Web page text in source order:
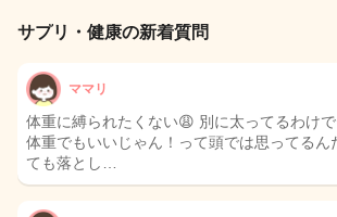
サプリ・健康の新着質問
ママリ
体重に縛られたくない😩 別に太ってるわけ
体重でもいいじゃん！って頭では思ってるん
ても落とし…